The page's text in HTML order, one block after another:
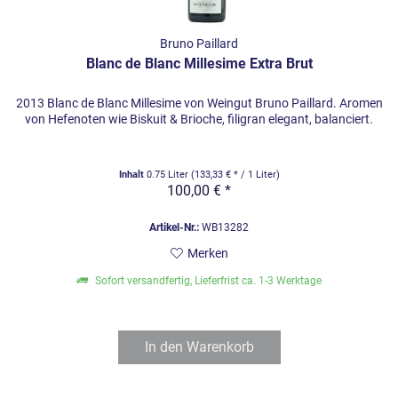
exotische Früchte beim Pinot Meunier.
Die Ausgewogenheit und die Tiefe der Weine sind es, die
ihnen ihre Reinheit verleihen. Mit zunehmendem Alter
erlangen die Champagner eine tolle Komplexität.
Mit Respekt vor der Natur zu
Die Bewahrung der unnachahmlichen kalkhaltigen
Mineralität des Terroirs derChampagne
darauf geachtet, nachhaltig zu arbeiten und die
Besonderheit des Terroirs zum Ausdruck zu bringen.
Das Streben nach Exzellenz manifestiert sich bei Bruno
Paillard in jedem Schritt der Weinherstellung. Die
Bruno Paillard
Blanc de Blanc Millesime Extra Brut
2013 Blanc de Blanc Millesime von Weingut Bruno Paillard. Aromen
von Hefenoten wie Biskuit & Brioche, filigran elegant, balanciert.
Inhalt 0.75 Liter (133,33 € * / 1 Liter)
100,00 € *
Artikel-Nr.: WB13282
Merken
Sofort versandfertig, Lieferfrist ca. 1-3 Werktage
In den Warenkorb